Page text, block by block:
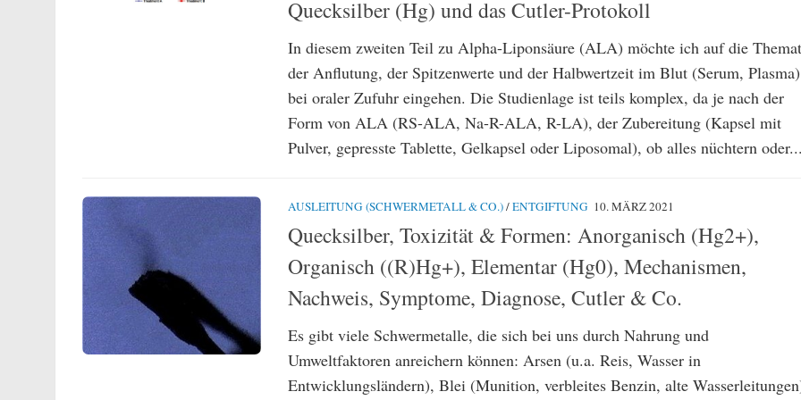
Quecksilber (Hg) und das Cutler-Protokoll
In diesem zweiten Teil zu Alpha-Liponsäure (ALA) möchte ich auf die
der Anflutung, der Spitzenwerte und der Halbwertzeit im Blut (Serum, Plasma)
bei oraler Zufuhr eingehen. Die Studienlage ist teils komplex, da je nach der
Form von ALA (RS-ALA, Na-R-ALA, R-LA), der Zubereitung (Kapsel mit
Pulver, gepresste Tablette, Gelkapsel oder Liposomal), ob alles nüchtern oder...
AUSLEITUNG (SCHWERMETALL & CO.)/ENTGIFTUNG 10. MÄRZ 2021
Quecksilber, Toxizität & Formen: Anorganisch (Hg2+),
Organisch ((R)Hg+), Elementar (Hg0), Mechanismen,
Nachweis, Symptome, Diagnose, Cutler & Co.
Es gibt viele Schwermetalle, die sich bei uns durch Nahrung und
Umweltfaktoren anreichern können: Arsen (u.a. Reis, Wasser in
Entwicklungsländern), Blei (Munition, verbleites Benzin, alte